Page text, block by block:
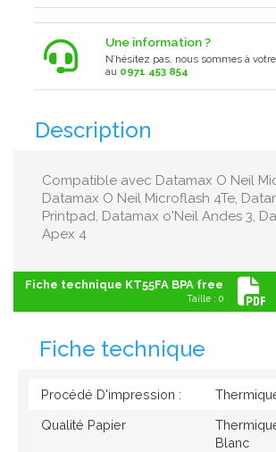
Une information ?
N’hésitez pas, nous sommes à
au 0971 453 854
Description
Compatible avec Datamax O Neil
Datamax O Neil Microflash 4Te,
Printpad, Datamax o'Neil Andes 3,
Apex 4
Fiche technique KT55FA BPA free
Taille : 0
Fiche technique
Procédé D'impression :
Qualité Papier
Blanc